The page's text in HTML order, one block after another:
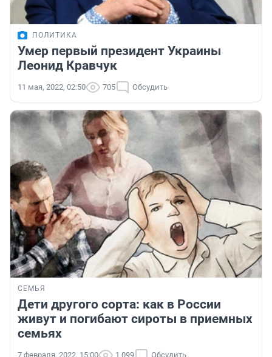
ПОЛИТИКА
Умер первый президент Украины
Леонид Кравчук
11 мая, 2022, 02:50 705 Обсудить
СЕМЬЯ
Дети другого сорта: как в России
живут и погибают сироты в приемных
семьях
7 февраля, 2022, 15:00 1 099 Обсудить